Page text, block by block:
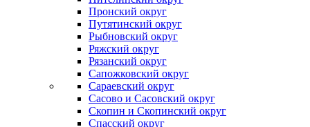
Пронский округ
Путятинский округ
Рыбновский округ
Ряжский округ
Рязанский округ
Сапожковский округ
Сараевский округ
Сасово и Сасовский округ
Скопин и Скопинский округ
Спасский округ